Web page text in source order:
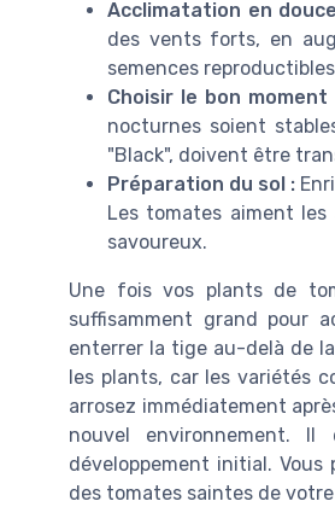
Acclimatation en
des vents forts, en
semences
Choisir le bon moment
nocturnes soient
"Black", doivent être
Préparation du sol :
Les tomates aiment
savoureux.
Une fois vos plants de
suffisamment grand pour
enterrer la tige au-delà de
les plants, car les variétés
arrosez immédiatement
nouvel environnement.
développement initial.
des tomates saintes de